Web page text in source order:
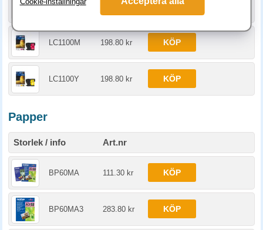
LC1100C 198.80 kr KÖP
LC1100M 198.80 kr KÖP
LC1100Y 198.80 kr KÖP
Papper
Storlek / info Art.nr
BP60MA 111.30 kr KÖP
BP60MA3 283.80 kr KÖP